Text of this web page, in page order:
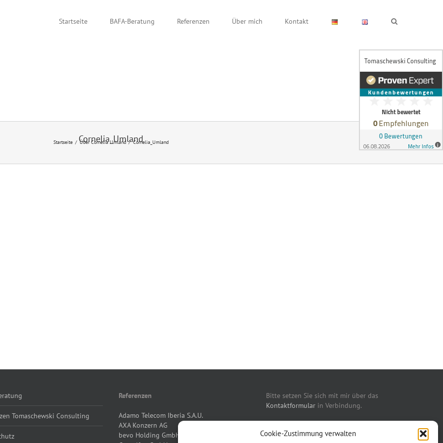
Cookie-Zustimmung verwalten
Startseite BAFA-Beratung Referenzen Über mich Kontakt
Cornelia_Umland
Startseite Über Cornelia Umland Cornelia_Umland
Tomaschewski Consulting
Referenzen
Adamo Telecom Iberia S.A.U.
AXA Konzern AG
bevo Holding GmbH
Bitte setzen Sie sich mit mir über das
Kontaktformular in Verbindung.